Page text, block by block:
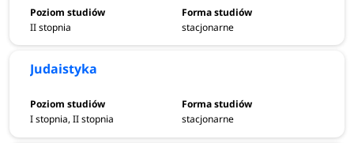
II stopnia stacjonarne
Judaistyka
I stopnia, II stopnia stacjonarne